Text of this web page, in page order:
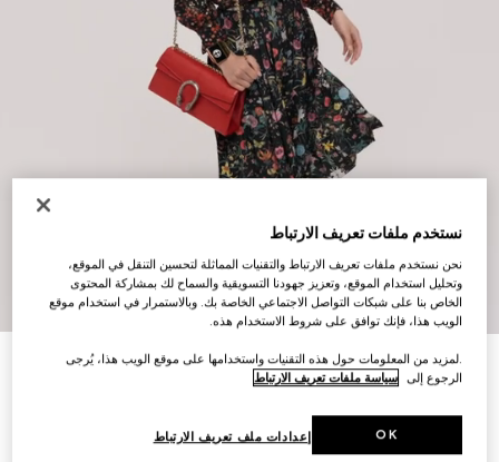
/
10
التخصيص بالأحرف الأولى
حقيبة كتف Dionysus متوسطة الحجم
جلد باللون الأحمر
نستخدم ملفات تعريف الارتباط
نحن نستخدم ملفات تعريف الارتباط والتقنيات المماثلة لتحسين التنقل في الموقع،
وتحليل استخدام الموقع، وتعزيز جهودنا التسويقية والسماح لك بمشاركة المحتوى
الخاص بنا على شبكات التواصل الاجتماعي الخاصة بك. وبالاستمرار في استخدام موقع
الويب هذا، فإنك توافق على شروط الاستخدام هذه.
.لمزيد من المعلومات حول هذه التقنيات واستخدامها على موقع الويب هذا، يُرجى
الرجوع إلى سياسة ملفات تعريف الارتباط
إعدادات ملف تعريف الارتباط OK